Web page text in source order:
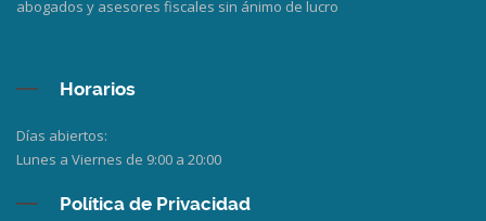
abogados y asesores fiscales sin ánimo de lucro
Horarios
Días abiertos:
Lunes a Viernes de 9:00 a 20:00
Política de Privacidad